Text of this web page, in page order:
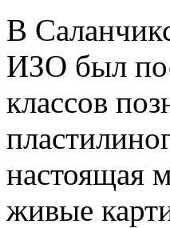
В
ИЗО был
классов
настоящая
живые